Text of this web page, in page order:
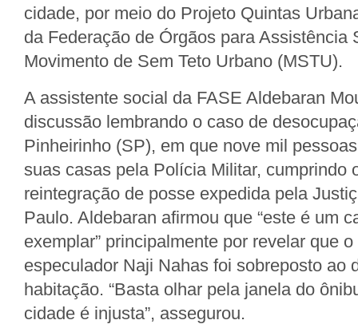
cidade, por meio do Projeto Quintas
da Federação de Órgãos para Assistência
Movimento de Sem Teto Urbano (MSTU).
A assistente social da FASE Aldebaran
discussão lembrando o caso de
Pinheirinho (SP), em que nove mil
suas casas pela Polícia Militar, cumprindo
reintegração de posse expedida pela
Paulo. Aldebaran afirmou que “este é um
exemplar” principalmente por revelar que
especulador Naji Nahas foi sobreposto ao
habitação. “Basta olhar pela janela do
cidade é injusta”, assegurou.